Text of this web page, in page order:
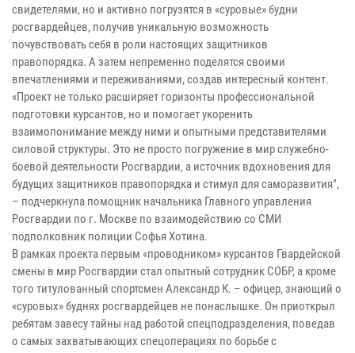
свидетелями, но и активно погрузятся в «суровые» будни
росгвардейцев, получив уникальную возможность
почувствовать себя в роли настоящих защитников
правопорядка. А затем непременно поделятся своими
впечатлениями и переживаниями, создав интересный контент.
«Проект не только расширяет горизонты профессиональной
подготовки курсантов, но и помогает укоренить
взаимопонимание между ними и опытными представителями
силовой структуры. Это не просто погружение в мир служебно-
боевой деятельности Росгвардии, а источник вдохновения для
будущих защитников правопорядка и стимул для саморазвития",
– подчеркнула помощник начальника Главного управления
Росгвардии по г. Москве по взаимодействию со СМИ
подполковник полиции Софья Хотина.
В рамках проекта первым «проводником» курсантов Гвардейской
смены в мир Росгвардии стал опытный сотрудник СОБР, а кроме
того титулованный спортсмен Александр К. – офицер, знающий о
«суровых» буднях росгвардейцев не понаслышке. Он приоткрыл
ребятам завесу тайны над работой спецподразделения, поведав
о самых захватывающих спецоперациях по борьбе с